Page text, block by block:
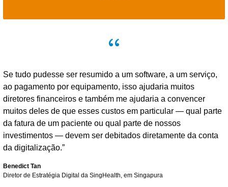
Se tudo pudesse ser resumido a um software, a um serviço,
ao pagamento por equipamento, isso ajudaria muitos
diretores financeiros e também me ajudaria a convencer
muitos deles de que esses custos em particular — qual parte
da fatura de um paciente ou qual parte de nossos
investimentos — devem ser debitados diretamente da conta
da digitalização.”
Benedict Tan
Diretor de Estratégia Digital da SingHealth, em Singapura